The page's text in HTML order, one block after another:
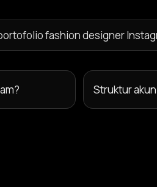
fashion designer
Struktur akun